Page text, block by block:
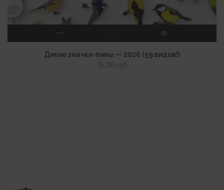
ВЫБЕРИТЕ ПАРАМЕТРЫ ПРОСМОТР
Дикие значки-пины — 2026 (59 видов!)
15,00 руб